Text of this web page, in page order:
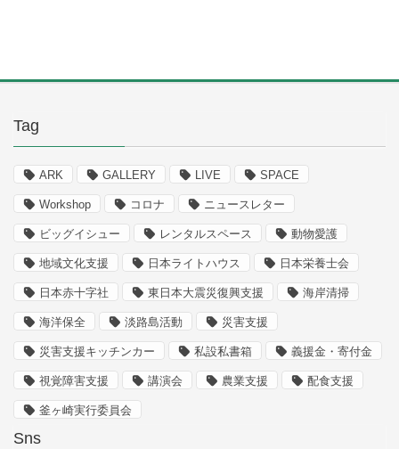
Tag
ARK GALLERY LIVE SPACE
Workshop コロナ ニュースレター
ビッグイシュー レンタルスペース 動物愛護
地域文化支援 日本ライトハウス 日本栄養士会
日本赤十字社 東日本大震災復興支援 海岸清掃
海洋保全 淡路島活動 災害支援
災害支援キッチンカー 私設私書箱 義援金・寄付金
視覚障害支援 講演会 農業支援 配食支援
釜ヶ崎実行委員会
Sns